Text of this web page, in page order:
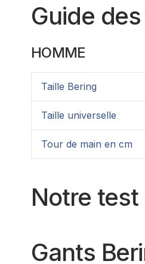
Guide
HOMME
Taille Bering
Taille universelle
Tour de main en cm
Notre test
Gants